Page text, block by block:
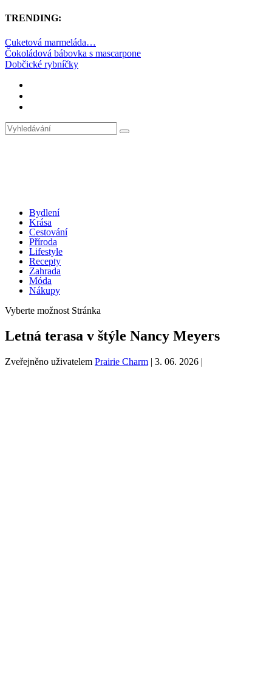
TRENDING:
Cuketová marmeláda…
Čokoládová bábovka s mascarpone
Dobčické rybníčky
Bydlení
Krása
Cestování
Příroda
Lifestyle
Recepty
Zahrada
Móda
Nákupy
Vyberte možnost Stránka
Letná terasa v štýle Nancy Meyers
Zveřejněno uživatelem Prairie Charm | 3. 06. 2026 |